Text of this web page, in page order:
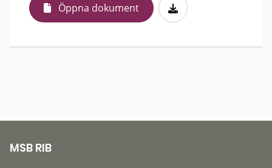
Öppna dokument
MSB RIB